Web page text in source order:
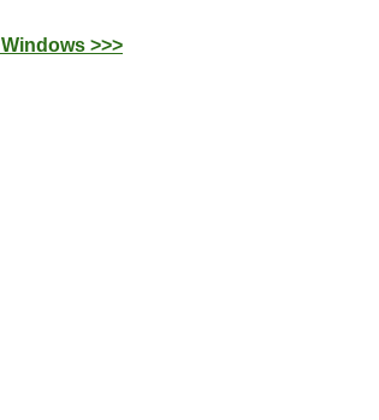
نزِّل تطبيق OKX للأجهزة العاملة بنظام iOS أو Android أو لأجهزة الكمبيوتر العاملة بنظام macOS أو Windows >>>